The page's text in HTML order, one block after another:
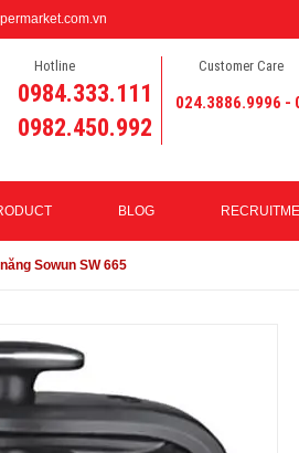
Hotline
0984.333.111
0982.450.992
Customer Care
024.3886.9996 -
BLOG
Sowun SW 665